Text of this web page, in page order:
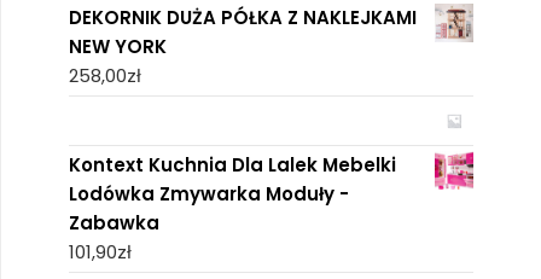
DEKORNIK DUŻA PÓŁKA Z NAKLEJKAMI
NEW YORK
258,00zł
Kontext Kuchnia Dla Lalek Mebelki
Lodówka Zmywarka Moduły -
Zabawka
101,90zł